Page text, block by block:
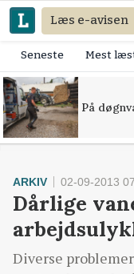
Læs e-avisen
Seneste Mest
På
ARKIV 02-09-2013
Dårlige
Diverse